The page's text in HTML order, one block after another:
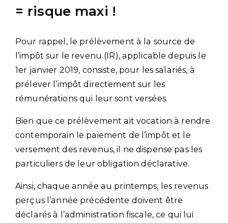
= risque maxi !
Pour rappel, le prélèvement à la source de
l’impôt sur le revenu (IR), applicable depuis le
1er janvier 2019, consiste, pour les salariés, à
prélever l’impôt directement sur les
rémunérations qui leur sont versées.
Bien que ce prélèvement ait vocation à rendre
contemporain le paiement de l’impôt et le
versement des revenus, il ne dispense pas les
particuliers de leur obligation déclarative.
Ainsi, chaque année au printemps, les revenus
perçus l’année précédente doivent être
déclarés à l’administration fiscale, ce qui lui